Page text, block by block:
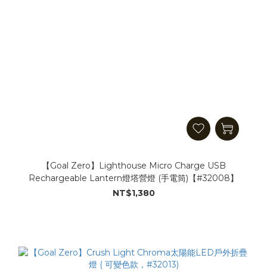
【Goal Zero】Lighthouse Micro Charge USB
Rechargeable Lantern燈塔營燈 (手電筒)【#32008】
NT$1,380